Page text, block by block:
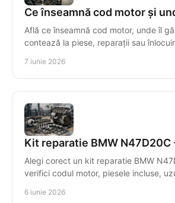
Ce înseamnă cod motor și
Află ce înseamnă cod motor, unde îl
contează la piese, reparații sau
7 iunie 2026
Kit reparatie BMW
Alegi corect un kit reparatie BMW
verifici codul motor, piesele incluse,
6 iunie 2026